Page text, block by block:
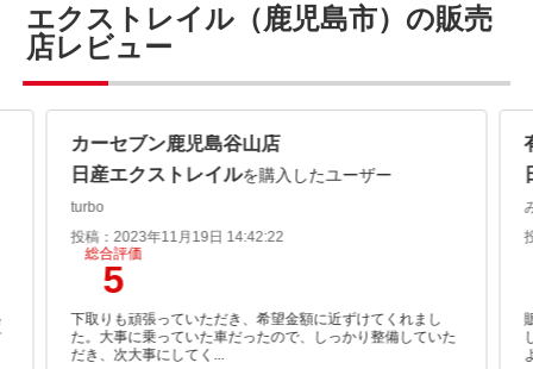
エクストレイル（鹿児島市）の販売
店レビュー
カーセブン鹿児島谷山店
日産エクストレイルを購入したユーザー
turbo
投稿：2023年11月19日 14:42:22
総合評価
5
下取りも頑張っていただき、希望金額に近ずけてくれまし
た。大事に乗っていた車だったので、しっかり整備していた
だき、次大事にしてく...